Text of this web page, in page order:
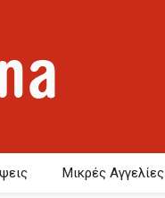
Μικρές Αγγελίες